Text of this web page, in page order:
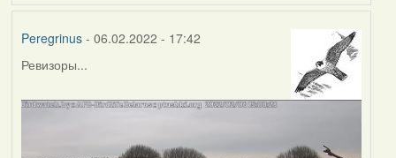
Peregrinus- 06.02.2022 - 17:42
Ревизоры...